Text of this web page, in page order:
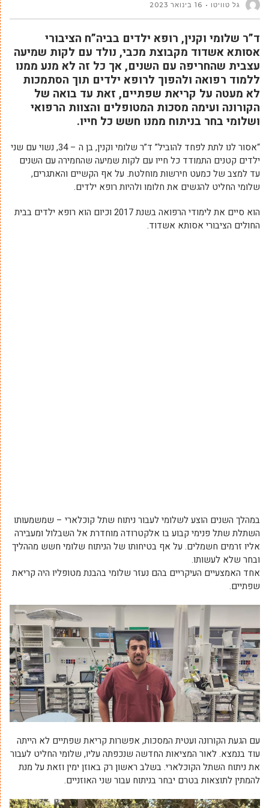
גל טוויטו 16 בינואר 2023
ד”ר שלומי וקנין, רופא ילדים בביה”ח הציבורי
אסותא אשדוד מקבוצת מכבי, נולד עם לקות שמיעה
עצבית שהחריפה עם השנים, אך כל זה לא מנע ממנו
ללמוד רפואה ולהפוך לרופא ילדים תוך הסתמכות
לא מעטה על קריאת שפתיים, זאת עד בואה של
הקורונה ועימה מסכות המטופלים והצוות הרפואי
ושלומי בחר בניתוח ממנו חשש כל חייו.
“אסור לנו לתת לפחד להוביל” ד”ר שלומי וקנין, בן ה – 34, נשוי עם שני
ילדים קטנים התמודד כל חייו עם לקות שמיעה שהחמירה עם השנים
עד למצב של כמעט חירשות מוחלטת. על אף הקשיים והאתגרים,
שלומי החליט להגשים את חלומו ולהיות רופא ילדים.
הוא סיים את לימודי הרפואה בשנת 2017 וכיום הוא רופא ילדים בבית
החולים הציבורי אסותא אשדוד.
במהלך השנים הוצע לשלומי לעבור ניתוח שתל קוכלארי – שמשמעותו
השתלת שתל פנימי קבוע בו אלקטרודה מוחדרת אל השבלול ומעבירה
אליו זרמים חשמלים. על אף בטיחותו של הניתוח שלומי חשש מההליך
ובחר שלא לעשותו.
אחד האמצעיים העיקריים בהם נעזר שלומי בהבנת מטופליו היה קריאת
שפתיים.
עם הגעת הקורונה ועטית המסכות, אפשרות קריאת שפתיים לא הייתה
עוד בנמצא. לאור המציאות החדשה שנכפתה עליו, שלומי החליט לעבור
את ניתוח השתל הקוכלארי. בשלב ראשון רק באוזן ימין וזאת על מנת
להמתין לתוצאות בטרם יבחר בניתוח עבור שני האוזניים.